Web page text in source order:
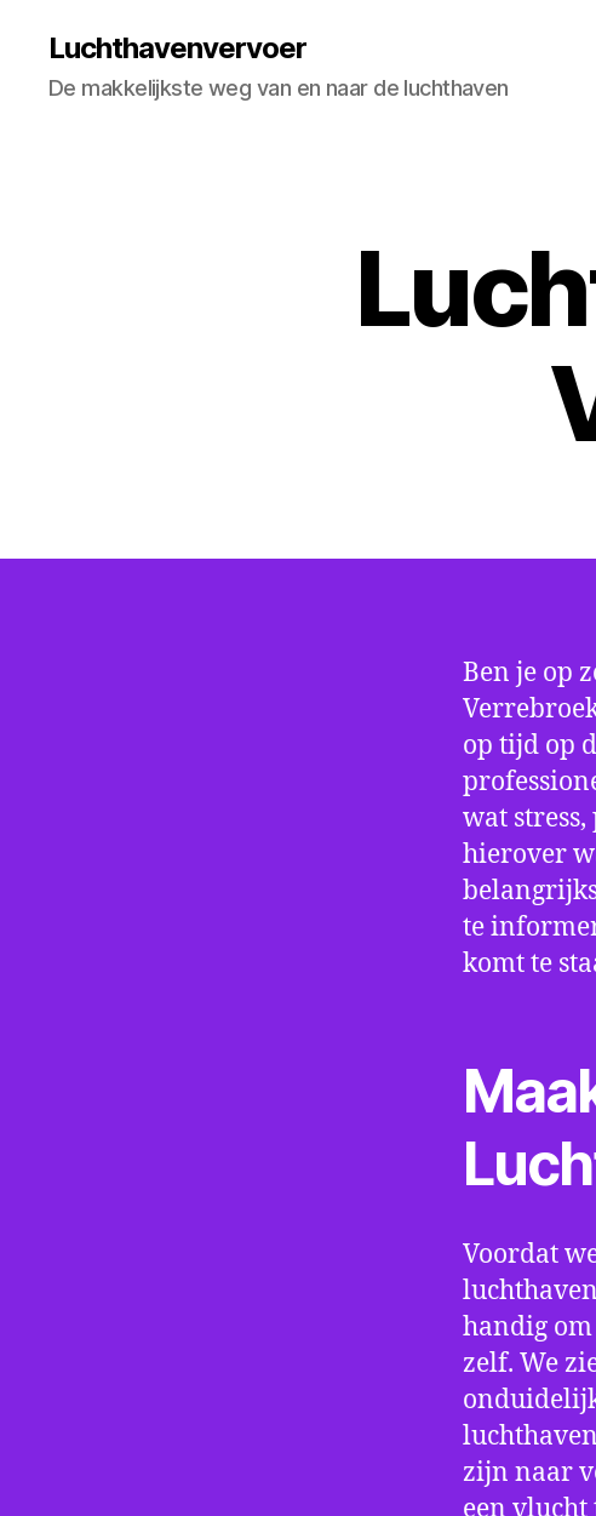
Luchthavenvervoer
De makkelijkste weg van en naar de luchthaven
Ben je op
op tijd op
wat
hierover
te
komt te
Voordat
handig
zelf. We
zijn naar
een